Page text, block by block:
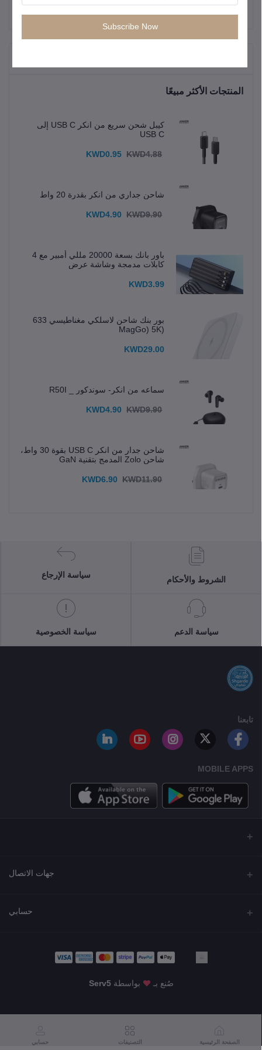
المنتجات الأكثر مبيعًا
كيبل شحن سريع من انكر USB C إلى
USB C
KWD0.95 KWD4.88
شاحن جداري من انكر بقدرة 20 واط
KWD4.90 KWD9.90
باور بانك بسعة 20000 مللي أمبير مع 4
كابلات مدمجة وشاشة عرض
KWD3.99
بور بنك شاحن لاسلكي مغناطيسي 633
(MagGo) 5K
KWD29.00
سماعه من انكر- سوندكور _ R50I
KWD4.90 KWD9.90
شاحن جدار من انكر USB C بقوة 30 واط،
شاحن Zolo المدمج بتقنية GaN
KWD6.90 KWD11.90
الشروط والأحكام
سياسة الإرجاع
سياسة الدعم سياسة الخصوصية
تابعنا
MOBILE APPS
جهات الاتصال
حسابي
صُنع بـ بواسطة Serv5
الصفحة الرئيسية التصنيفات حسابي
Subscribe Now